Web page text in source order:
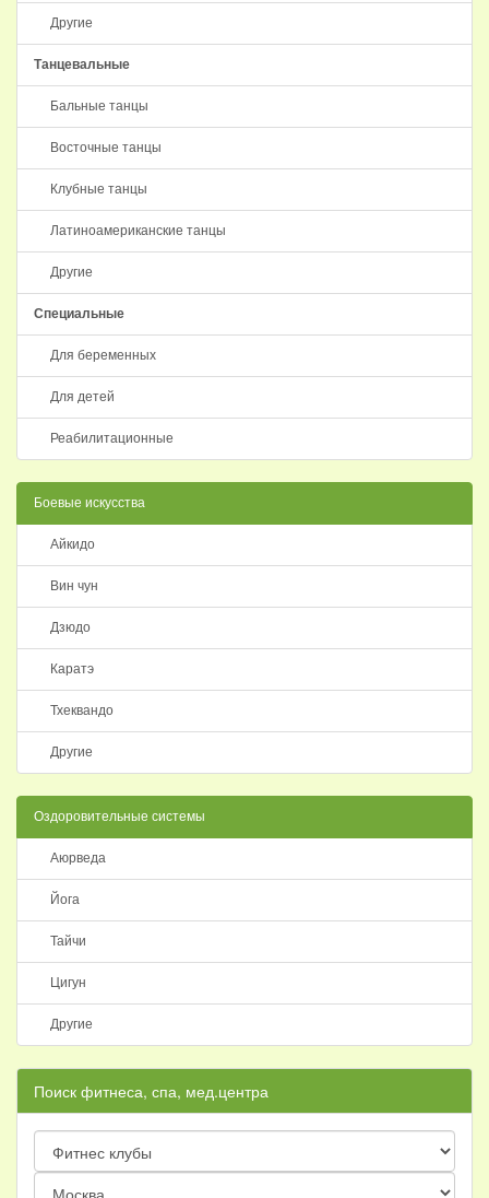
Другие
Танцевальные
Бальные танцы
Восточные танцы
Клубные танцы
Латиноамериканские танцы
Другие
Специальные
Для беременных
Для детей
Реабилитационные
Боевые искусства
Айкидо
Вин чун
Дзюдо
Каратэ
Тхеквандо
Другие
Оздоровительные системы
Аюрведа
Йога
Тайчи
Цигун
Другие
Поиск фитнеса, спа, мед.центра